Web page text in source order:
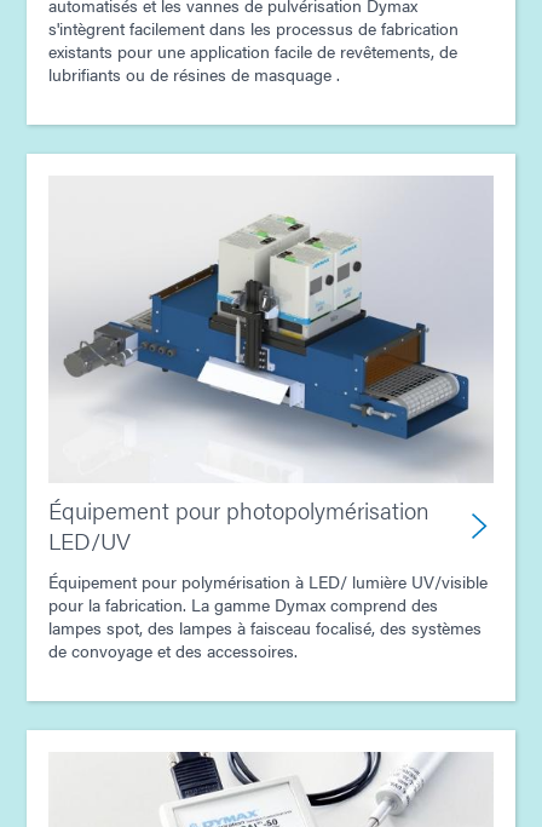
Guide : Équipement de dosage (Asie | FR)
Guide : Assemblage de produits électroniques grand
automatisés et les vannes de pulvérisation Dymax
s'intègrent facilement dans les processus de fabrication
existants pour une application facile de revêtements, de
lubrifiants ou de résines de masquage .
Équipement pour photopolymérisation
LED/UV
Équipement pour polymérisation à LED/ lumière UV/visible
pour la fabrication. La gamme Dymax comprend des
lampes spot, des lampes à faisceau focalisé, des systèmes
de convoyage et des accessoires.